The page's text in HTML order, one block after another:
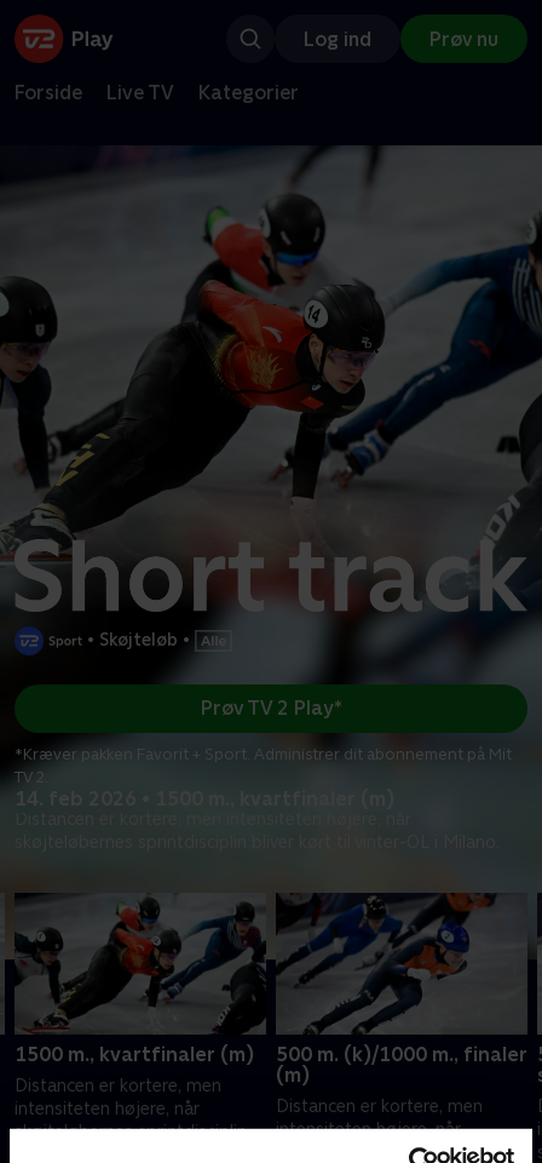
Log ind Prøv nu
Forside Live TV Kategorier
• Skøjteløb •
14. feb 2026 • 1500 m., kvartfinaler (m)
Distancen er kortere, men intensiteten højere, når
Prøv TV 2 Play*
*Kræver pakken Favorit + Sport. Administrer dit abonnement på Mit
TV 2.
1500 m., kvartfinaler (m)
Distancen er kortere, men
intensiteten højere, når
skøjteløbernes sprintdisciplin
500 m. (k)/1000 m., finaler
(m)
Distancen er kortere, men
intensiteten højere, når
skøjteløbernes sprintdisciplin